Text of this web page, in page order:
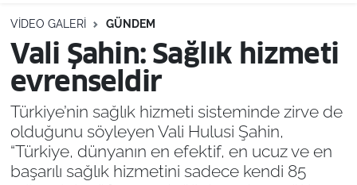
VIDEO GALERI GÜNDEM
Vali Şahin: Sağlık hizmeti
evrenseldir
Türkiye’nin sağlık hizmeti sisteminde zirve de
olduğunu söyleyen Vali Hulusi Şahin,
“Türkiye, dünyanın en efektif, en ucuz ve en
başarılı sağlık hizmetini sadece kendi 85
Dünya
Bölge
Spor
Resmi İlanlar
Malatya Trafik Yoğunluk Haritası
Süper Lig Puan Durumu ve Fikstür
Tüm Manşetler
Son Dakika Haberleri
Haber Arşivi